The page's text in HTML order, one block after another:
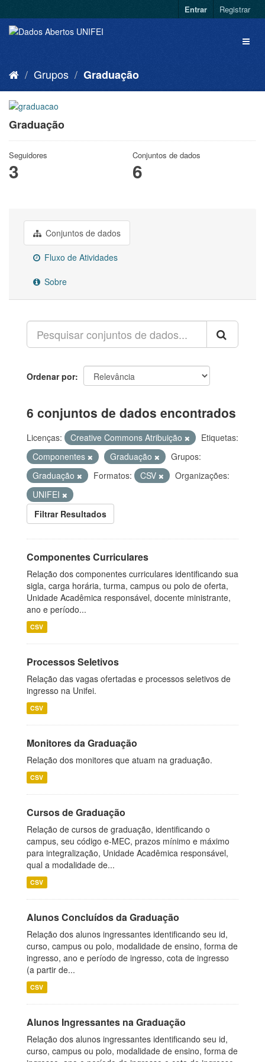
Entrar Registrar
Grupos Graduação
Graduação
Seguidores
3
Conjuntos de dados
6
Conjuntos de dados
Fluxo de Atividades
Sobre
Ordenar por
6 conjuntos de dados encontrados
Licenças: Creative Commons Atribuição
Etiquetas:
Componentes
Graduação
Grupos:
Graduação
Formatos: CSV
Organizações:
UNIFEI
Filtrar Resultados
Componentes Curriculares
Relação dos componentes curriculares identificando sua
sigla, carga horária, turma, campus ou polo de oferta,
Unidade Acadêmica responsável, docente ministrante,
ano e período...
CSV
Processos Seletivos
Relação das vagas ofertadas e processos seletivos de
ingresso na Unifei.
CSV
Monitores da Graduação
Relação dos monitores que atuam na graduação.
CSV
Cursos de Graduação
Relação de cursos de graduação, identificando o
campus, seu código e-MEC, prazos mínimo e máximo
para integralização, Unidade Acadêmica responsável,
qual a modalidade de...
CSV
Alunos Concluídos da Graduação
Relação dos alunos ingressantes identificando seu id,
curso, campus ou polo, modalidade de ensino, forma de
ingresso, ano e período de ingresso, cota de ingresso
(a partir de...
CSV
Alunos Ingressantes na Graduação
Relação dos alunos ingressantes identificando seu id,
curso, campus ou polo, modalidade de ensino, forma de